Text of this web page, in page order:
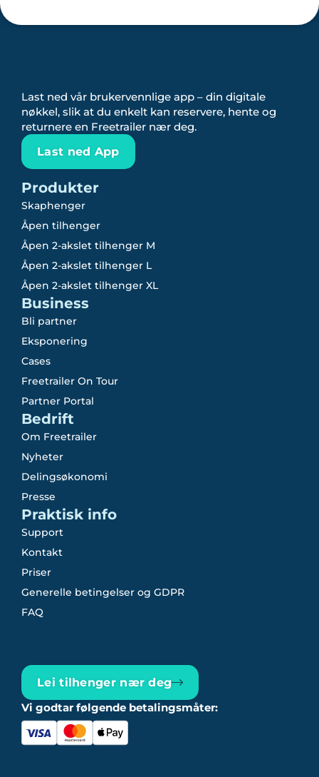
Last ned vår brukervennlige app – din digitale
nøkkel, slik at du enkelt kan reservere, hente og
returnere en Freetrailer nær deg.
Last ned App
Produkter
Skaphenger
Åpen tilhenger
Åpen 2-akslet tilhenger M
Åpen 2-akslet tilhenger L
Åpen 2-akslet tilhenger XL
Business
Bli partner
Eksponering
Cases
Freetrailer On Tour
Partner Portal
Bedrift
Om Freetrailer
Nyheter
Delingsøkonomi
Presse
Praktisk info
Support
Kontakt
Priser
Generelle betingelser og GDPR
FAQ
Lei tilhenger nær deg
Vi godtar følgende betalingsmåter: